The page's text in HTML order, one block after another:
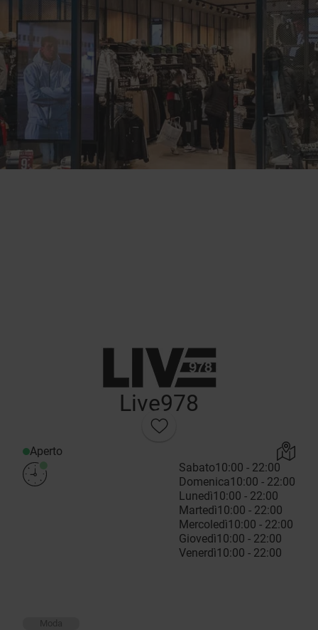
Live978
Aperto
Sabato10:00 - 22:00
Domenica10:00 - 22:00
Lunedì10:00 - 22:00
Martedì10:00 - 22:00
Mercoledì10:00 - 22:00
Giovedì10:00 - 22:00
Venerdì10:00 - 22:00
Moda